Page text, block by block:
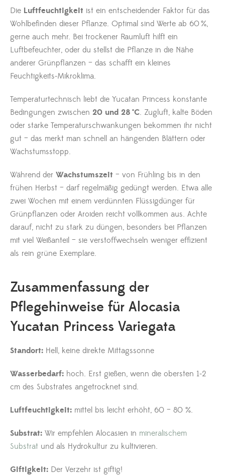
Die Luftfeuchtigkeit ist ein entscheidender Faktor für das
Wohlbefinden dieser Pflanze. Optimal sind Werte ab 60 %,
gerne auch mehr. Bei trockener Raumluft hilft ein
Luftbefeuchter, oder du stellst die Pflanze in die Nähe
anderer Grünpflanzen – das schafft ein kleines
Feuchtigkeits-Mikroklima.
Temperaturtechnisch liebt die Yucatan Princess konstante
Bedingungen zwischen 20 und 28 °C. Zugluft, kalte Böden
oder starke Temperaturschwankungen bekommen ihr nicht
gut – das merkt man schnell an hängenden Blättern oder
Wachstumsstopp.
Während der Wachstumszeit – von Frühling bis in den
frühen Herbst – darf regelmäßig gedüngt werden. Etwa alle
zwei Wochen mit einem verdünnten Flüssigdünger für
Grünpflanzen oder Aroiden reicht vollkommen aus. Achte
darauf, nicht zu stark zu düngen, besonders bei Pflanzen
mit viel Weißanteil – sie verstoffwechseln weniger effizient
als rein grüne Exemplare.
Zusammenfassung der
Pflegehinweise für Alocasia
Yucatan Princess Variegata
Standort: Hell, keine direkte Mittagssonne
Wasserbedarf: hoch. Erst gießen, wenn die obersten 1-2
cm des Substrates angetrocknet sind.
Luftfeuchtigkeit: mittel bis leicht erhöht, 60 – 80 %.
Substrat: Wir empfehlen Alocasien in mineralischem
Substrat und als Hydrokultur zu kultivieren.
Giftigkeit: Der Verzehr ist giftig!